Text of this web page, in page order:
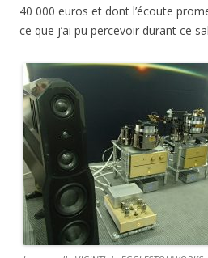
40 000 euros et dont l’écoute
ce que j’ai pu percevoir durant ce